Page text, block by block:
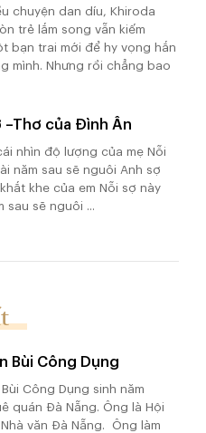
chuyện dan díu, Khiroda
trẻ lắm song vẫn kiếm
bạn trai mới để hy vọng hắn
mình. Nhưng rồi chẳng bao
–Thơ của Đình Ân
nhìn độ lượng của mẹ Nỗi
năm sau sẽ nguôi Anh sợ
khe của em Nỗi sợ này
sau sẽ nguôi ...
Bùi Công Dụng
Bùi Công Dụng sinh năm
quán Đà Nẵng. Ông là Hội
văn Đà Nẵng. Ông làm